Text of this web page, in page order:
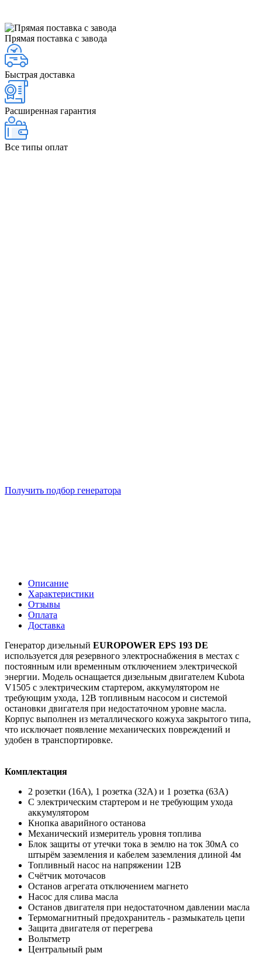
Прямая поставка с завода
Быстрая доставка
Расширенная гарантия
Все типы оплат
Получить подбор генератора
Описание
Характеристики
Отзывы
Оплата
Доставка
Генератор дизельный EUROPOWER EPS 193 DE
используется для резервного электроснабжения в местах с
постоянным или временным отключением электрической
энергии. Модель оснащается дизельным двигателем Kubota
V1505 с электрическим стартером, аккумулятором не
требующим ухода, 12В топливным насосом и системой
остановки двигателя при недостаточном уровне масла.
Корпус выполнен из металлического кожуха закрытого типа,
что исключает появление механических повреждений и
удобен в транспортировке.
Комплектация
2 розетки (16А), 1 розетка (32А) и 1 розетка (63А)
С электрическим стартером и не требующим ухода
аккумулятором
Кнопка аварийного останова
Механический измеритель уровня топлива
Блок защиты от утечки тока в землю на ток 30мА со
штырём заземления и кабелем заземления длиной 4м
Топливный насос на напряжении 12В
Счётчик моточасов
Останов агрегата отключением магнето
Насос для слива масла
Останов двигателя при недостаточном давлении масла
Термомагнитный предохранитель - размыкатель цепи
Защита двигателя от перегрева
Вольтметр
Центральный рым